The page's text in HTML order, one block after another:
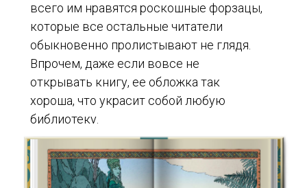
всего им нравятся роскошные форзацы,
которые все остальные читатели
обыкновенно пролистывают не глядя.
Впрочем, даже если вовсе не
открывать книгу, ее обложка так
хороша, что украсит собой любую
библиотеку.